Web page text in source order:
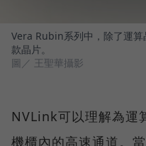
Vera Rubin系列中，除了運算
款晶片。
圖／ 王聖華攝影
NVLink可以理解為運
機櫃內的高速通道。